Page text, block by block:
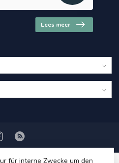
Lees meer
für interne Zwecke um den